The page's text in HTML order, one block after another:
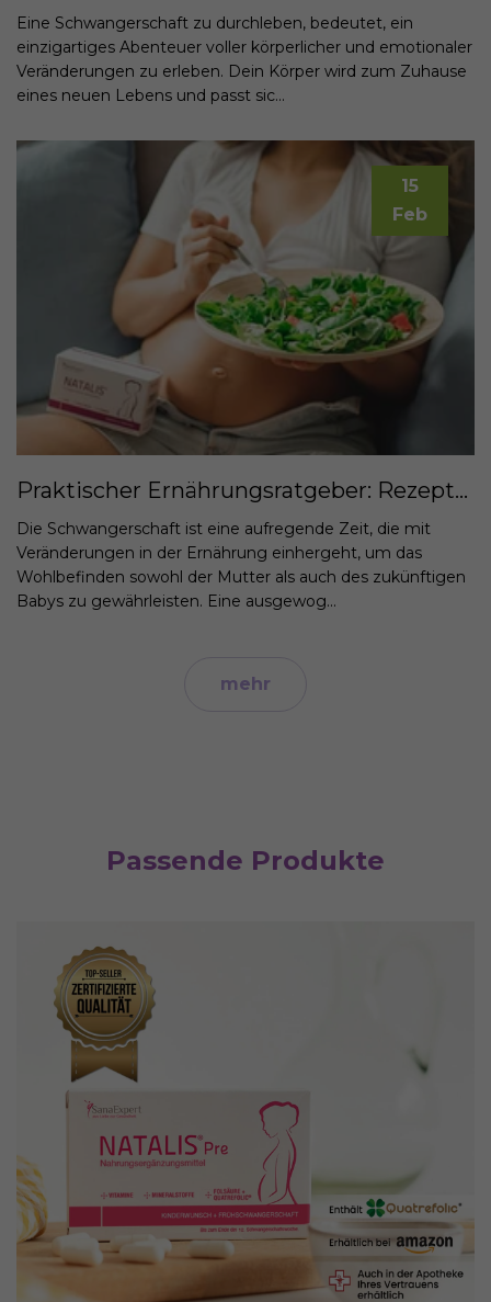
Eine Schwangerschaft zu durchleben, bedeutet, ein
einzigartiges Abenteuer voller körperlicher und emotionaler
Veränderungen zu erleben. Dein Körper wird zum Zuhause
eines neuen Lebens und passt sic...
15
Feb
Praktischer Ernährungsratgeber: Rezepte für Schwangere
Die Schwangerschaft ist eine aufregende Zeit, die mit
Veränderungen in der Ernährung einhergeht, um das
Wohlbefinden sowohl der Mutter als auch des zukünftigen
Babys zu gewährleisten. Eine ausgewog...
mehr
Passende Produkte